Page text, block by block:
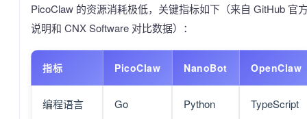
PicoClaw 的资源消耗极低，关键指标如下（来自 GitHub 官
说明和 CNX Software 对比数据）：
指标 PicoClaw NanoBot OpenClaw
编程语言 Go Python TypeScript